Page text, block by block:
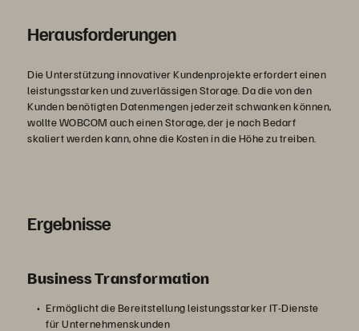
Herausforderungen
Die Unterstützung innovativer Kundenprojekte erfordert einen
leistungsstarken und zuverlässigen Storage. Da die von den
Kunden benötigten Datenmengen jederzeit schwanken können,
wollte WOBCOM auch einen Storage, der je nach Bedarf
skaliert werden kann, ohne die Kosten in die Höhe zu treiben.
Ergebnisse
Business Transformation
Ermöglicht die Bereitstellung leistungsstarker IT-Dienste
für Unternehmenskunden